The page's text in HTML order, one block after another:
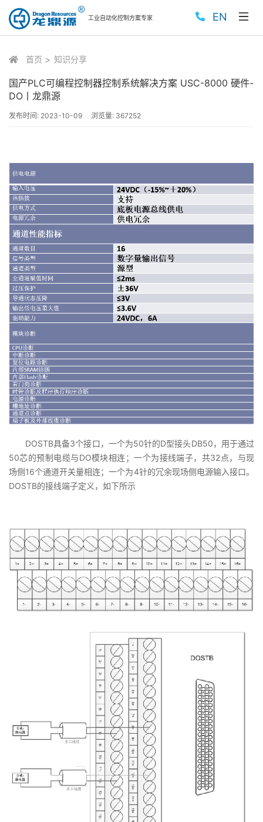
工业自动化控制方案专家 EN
首页 知识分享
国产PLC可编程控制器控制系统解决方案 USC-8000 硬件-
DO丨龙鼎源
发布时间: 2023-10-09 浏览量: 367252
DOSTB具备3个接口，一个为50针的D型接头DB50，用于通过
50芯的预制电缆与DO模块相连；一个为接线端子，共32点，与现
场侧16个通道开关量相连；一个为4针的冗余现场侧电源输入接口。
DOSTB的接线端子定义，如下所示